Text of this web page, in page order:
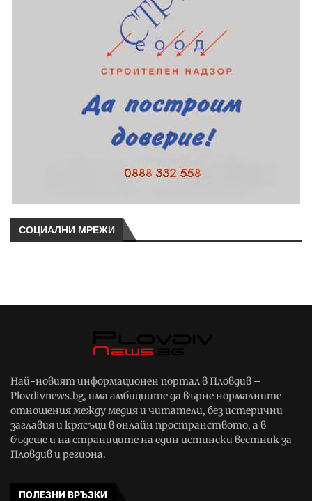
СОЦИАЛНИ МРЕЖИ
Най-новият информационен портал в Пловдив –
Plovdivnews.bg, има амбициите да върне нормалните
отношения между медия и читатели, без истерични
заглавия и крясъци в онлайн пространството, а в
бъдеще и на страниците на един истински вестник за
Пловдив и региона.
ПОЛЕЗНИ ВРЪЗКИ